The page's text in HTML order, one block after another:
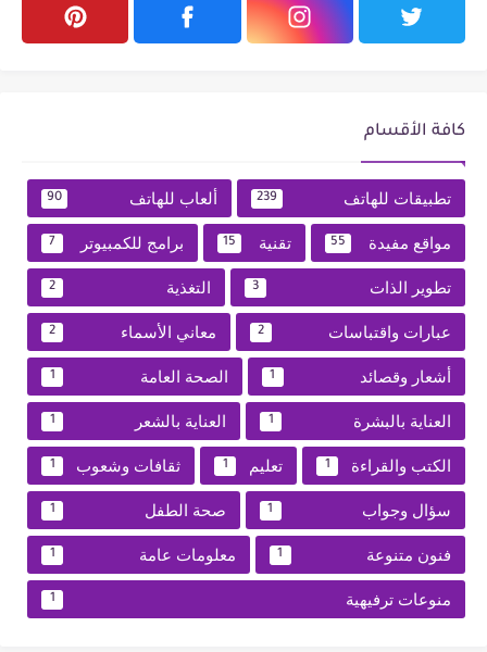
كافة الأقسام
تطبيقات للهاتف 239 ألعاب للهاتف 90
مواقع مفيدة 55 تقنية 15 برامج للكمبيوتر 7
تطوير الذات 3 التغذية 2
عبارات واقتباسات 2 معاني الأسماء 2
أشعار وقصائد 1 الصحة العامة 1
العناية بالبشرة 1 العناية بالشعر 1
الكتب والقراءة 1 تعليم 1 ثقافات وشعوب 1
سؤال وجواب 1 صحة الطفل 1
فنون متنوعة 1 معلومات عامة 1
منوعات ترفيهية 1